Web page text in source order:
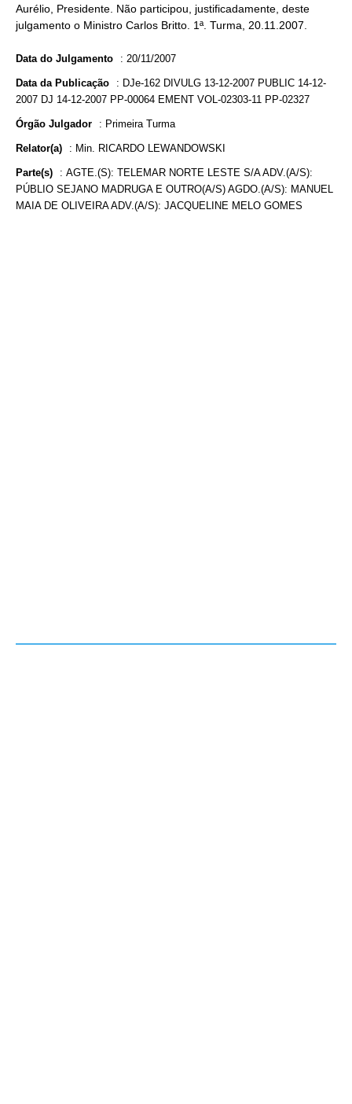
Aurélio, Presidente. Não participou, justificadamente, deste
julgamento o Ministro Carlos Britto. 1ª. Turma, 20.11.2007.
Data do Julgamento : 20/11/2007
Data da Publicação : DJe-162 DIVULG 13-12-2007 PUBLIC 14-12-
2007 DJ 14-12-2007 PP-00064 EMENT VOL-02303-11 PP-02327
Órgão Julgador : Primeira Turma
Relator(a) : Min. RICARDO LEWANDOWSKI
Parte(s) : AGTE.(S): TELEMAR NORTE LESTE S/A ADV.(A/S):
PÚBLIO SEJANO MADRUGA E OUTRO(A/S) AGDO.(A/S): MANUEL
MAIA DE OLIVEIRA ADV.(A/S): JACQUELINE MELO GOMES